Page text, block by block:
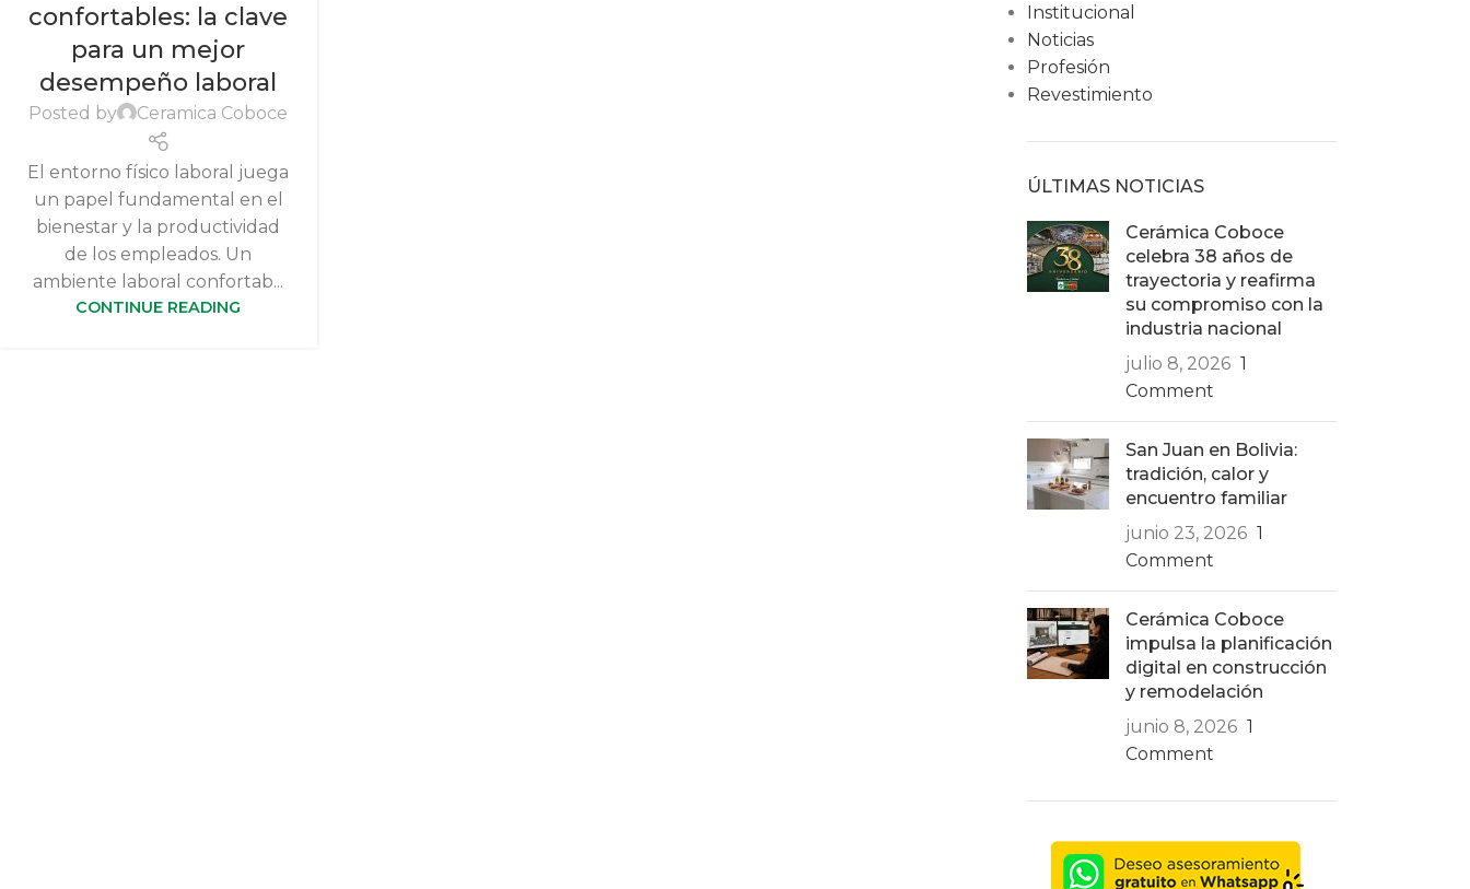
confortables: la clave
para un mejor
desempeño laboral
Posted by Ceramica Coboce
El entorno físico laboral juega
un papel fundamental en el
bienestar y la productividad
de los empleados. Un
ambiente laboral confortab...
CONTINUE READING
Institucional
Noticias
Profesión
Revestimiento
ÚLTIMAS NOTICIAS
Cerámica Coboce
celebra 38 años de
trayectoria y reafirma
su compromiso con la
industria nacional
julio 8, 2026 1
Comment
San Juan en Bolivia:
tradición, calor y
encuentro familiar
junio 23, 2026 1
Comment
Cerámica Coboce
impulsa la planificación
digital en construcción
y remodelación
junio 8, 2026 1
Comment